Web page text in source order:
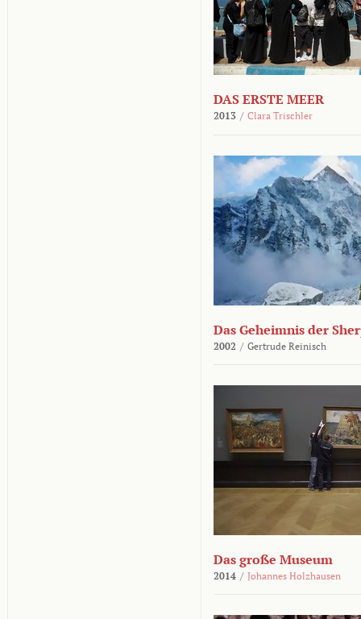
DAS ERSTE MEER
2013 / Clara Trischler
Das Geheimnis der
2002 / Gertrude Reinisch
Das große Museum
2014 / Johannes Holzhausen